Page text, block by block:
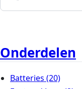
Onderdelen
Batteries (20)